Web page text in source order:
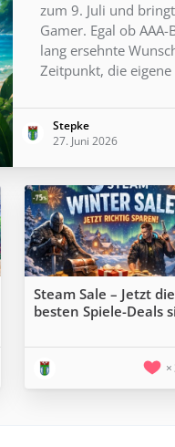
zum 9. Juli und
Gamer. Egal ob
lang ersehnte
Zeitpunkt, die
Stepke
27. Juni 2026
Steam Sale – Jetzt die
besten Spiele-Deals